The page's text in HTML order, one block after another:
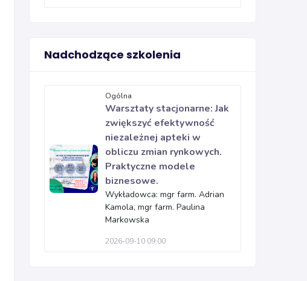
Nadchodzące szkolenia
Ogólna
Warsztaty stacjonarne: Jak
zwiększyć efektywność
niezależnej apteki w
obliczu zmian rynkowych.
Praktyczne modele
biznesowe.
Wykładowca: mgr farm. Adrian
Kamola, mgr farm. Paulina
Markowska
2026-09-10 09:00